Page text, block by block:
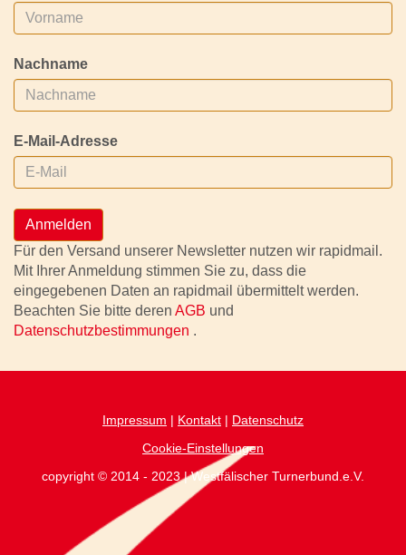
Nachname
E-Mail-Adresse
Anmelden
Für den Versand unserer Newsletter nutzen wir rapidmail.
Mit Ihrer Anmeldung stimmen Sie zu, dass die
eingegebenen Daten an rapidmail übermittelt werden.
Beachten Sie bitte deren AGB und
Datenschutzbestimmungen .
Impressum | Kontakt | Datenschutz
Cookie-Einstellungen
copyright © 2014 - 2023 | Westfälischer Turnerbund.e.V.